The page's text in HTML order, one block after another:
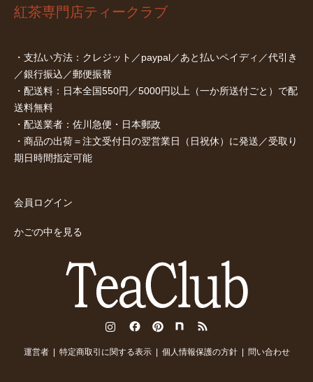
紅茶専門店ティークラブ
・支払い方法：クレジット／paypal／あと払いペイディ／代引き
／銀行振込／郵便振替
・配送料：日本全国550円／5000円以上（一か所送付ごと）で配
送料無料
・配送業者：佐川急便・日本郵政
・商品の出荷＝注文受付日の翌営業日（日祝休）に発送／受取り
期日時間指定可能
会員ログイン
かごの中を見る
note RSS
運営者 特定商取引に関する表示 個人情報保護の方針 問い合わせ